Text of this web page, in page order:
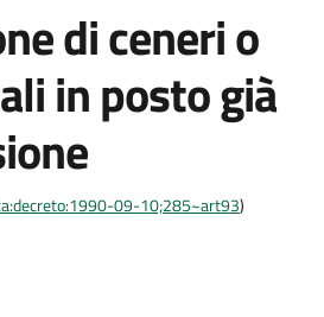
di ceneri o
in posto già
09-10;285~art93)